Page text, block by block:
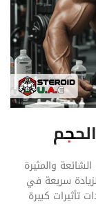
والمثيرة
سريعة في
تأثيرات كبيرة